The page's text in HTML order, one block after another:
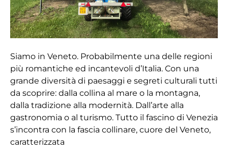
Siamo in Veneto. Probabilmente una delle regioni
più romantiche ed incantevoli d’Italia. Con una
grande diversità di paesaggi e segreti culturali tutti
da scoprire: dalla collina al mare o la montagna,
dalla tradizione alla modernità. Dall’arte alla
gastronomia o al turismo. Tutto il fascino di Venezia
s’incontra con la fascia collinare, cuore del Veneto,
caratterizzata